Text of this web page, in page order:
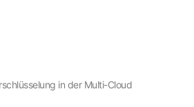
in der Multi-Cloud